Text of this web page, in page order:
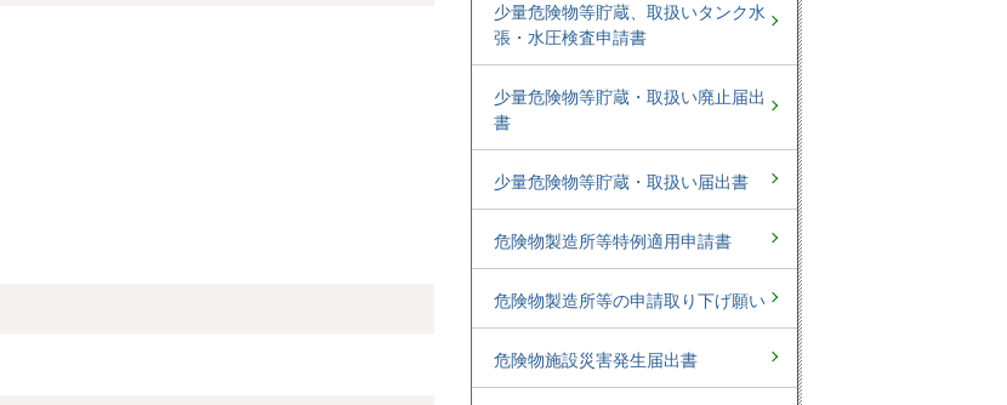
少量危険物等貯蔵、取扱いタンク水
張・水圧検査申請書
少量危険物等貯蔵・取扱い廃止届出
書
少量危険物等貯蔵・取扱い届出書
危険物製造所等特例適用申請書
危険物製造所等の申請取り下げ願い
危険物施設災害発生届出書